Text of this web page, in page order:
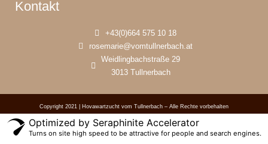
Kontakt
+43(0)664 575 10 18
rosemarie@vomtullnerbach.at
Weidlingbachstraße 29
3013 Tullnerbach
Copyright 2021 | Hovawartzucht vom Tullnerbach – Alle Rechte vorbehalten
Optimized by Seraphinite Accelerator
Turns on site high speed to be attractive for people and search engines.